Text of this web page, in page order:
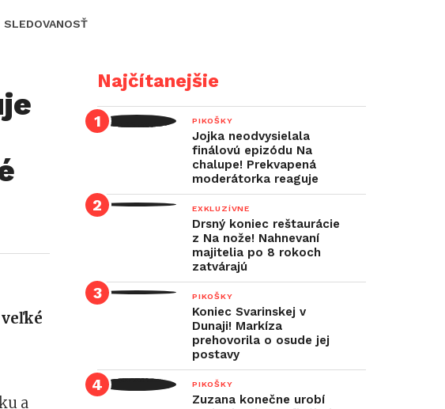
SLEDOVANOSŤ
a
Najčítanejšie
PIKOŠKY
Jojka neodvysielala
finálovú epizódu Na
chalupe! Prekvapená
moderátorka reaguje
EXKLUZÍVNE
Drsný koniec reštaurácie
z Na nože! Nahnevaní
majitelia po 8 rokoch
zatvárajú
PIKOŠKY
Koniec Svarinskej v
Dunaji! Markíza
prehovorila o osude jej
postavy
PIKOŠKY
Zuzana konečne urobí